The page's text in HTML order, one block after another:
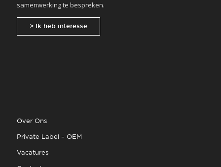
samenwerking te bespreken.
> Ik heb interesse
Over Ons
Private Label – OEM
Vacatures